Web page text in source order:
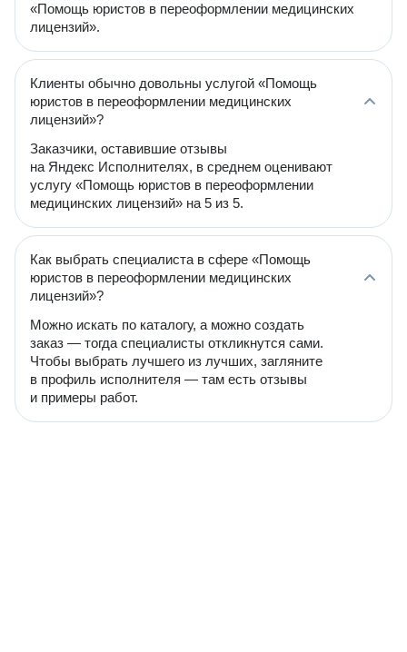
«Помощь юристов в переоформлении медицинских
лицензий».
Клиенты обычно довольны услугой «Помощь
юристов в переоформлении медицинских
лицензий»?
Заказчики, оставившие отзывы
на Яндекс Исполнителях, в среднем оценивают
услугу «Помощь юристов в переоформлении
медицинских лицензий» на 5 из 5.
Как выбрать специалиста в сфере «Помощь
юристов в переоформлении медицинских
лицензий»?
Можно искать по каталогу, а можно создать
заказ — тогда специалисты откликнутся сами.
Чтобы выбрать лучшего из лучших, загляните
в профиль исполнителя — там есть отзывы
и примеры работ.